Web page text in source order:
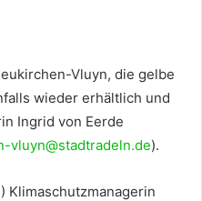
Vluyn, die gelbe
wieder erhältlich und
Ingrid von Eerde
vluyn@stadtradeln.de).
Klimaschutzmanagerin